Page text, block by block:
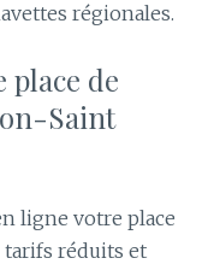
régionales.
de
Saint
ligne votre place
réduits et